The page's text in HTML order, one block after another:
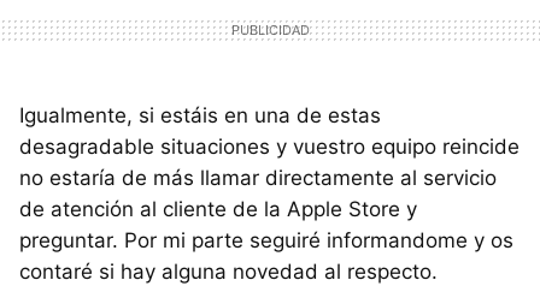
Igualmente, si estáis en una de estas
desagradable situaciones y vuestro equipo reincide
no estaría de más llamar directamente al servicio
de atención al cliente de la Apple Store y
preguntar. Por mi parte seguiré informandome y os
contaré si hay alguna novedad al respecto.